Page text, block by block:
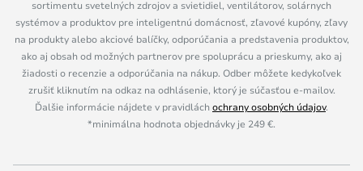
sortimentu svetelných zdrojov a svietidiel, ventilátorov, solárnych
systémov a produktov pre inteligentnú domácnosť, zľavové kupóny, zľavy
na produkty alebo akciové balíčky, odporúčania a predstavenia produktov,
ako aj obsah od možných partnerov pre spoluprácu a prieskumy, ako aj
žiadosti o recenzie a odporúčania na nákup. Odber môžete kedykoľvek
zrušiť kliknutím na odkaz na odhlásenie, ktorý je súčasťou e-mailov.
Ďalšie informácie nájdete v pravidláchochrany osobných údajov.
*minimálna hodnota objednávky je 249 €.